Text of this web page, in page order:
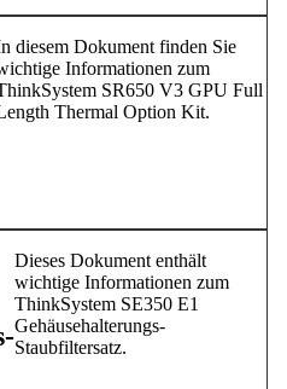
diesem Dokument finden Sie
Informationen zum
SR650 V3 GPU Full
Thermal Option Kit.
Dieses Dokument enthält
wichtige Informationen zum
ThinkSystem SE350 E1
Gehäusehalterungs-
Staubfiltersatz.